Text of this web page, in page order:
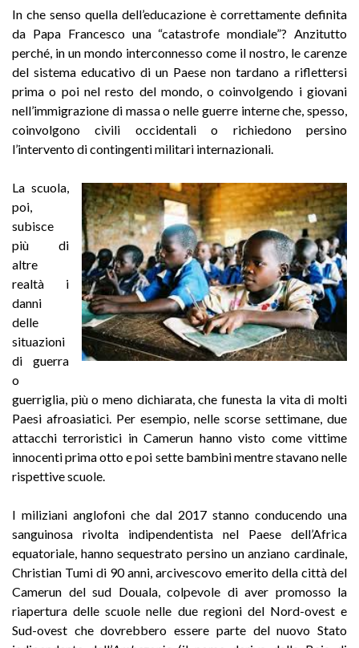
In che senso quella dell’educazione è correttamente definita
da Papa Francesco una “catastrofe mondiale”? Anzitutto
perché, in un mondo interconnesso come il nostro, le carenze
del sistema educativo di un Paese non tardano a riflettersi
prima o poi nel resto del mondo, o coinvolgendo i giovani
nell’immigrazione di massa o nelle guerre interne che, spesso,
coinvolgono civili occidentali o richiedono persino
l’intervento di contingenti militari internazionali.
La scuola,
poi,
subisce
più di
altre
realtà i
danni
delle
situazioni
di guerra
o
guerriglia, più o meno dichiarata, che funesta la vita di molti
Paesi afroasiatici. Per esempio, nelle scorse settimane, due
attacchi terroristici in Camerun hanno visto come vittime
innocenti prima otto e poi sette bambini mentre stavano nelle
rispettive scuole.
I miliziani anglofoni che dal 2017 stanno conducendo una
sanguinosa rivolta indipendentista nel Paese dell’Africa
equatoriale, hanno sequestrato persino un anziano cardinale,
Christian Tumi di 90 anni, arcivescovo emerito della città del
Camerun del sud Douala, colpevole di aver promosso la
riapertura delle scuole nelle due regioni del Nord-ovest e
Sud-ovest che dovrebbero essere parte del nuovo Stato